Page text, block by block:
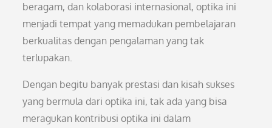
beragam, dan kolaborasi internasional, optika ini
menjadi tempat yang memadukan pembelajaran
berkualitas dengan pengalaman yang tak
terlupakan.
Dengan begitu banyak prestasi dan kisah sukses
yang bermula dari optika ini, tak ada yang bisa
meragukan kontribusi optika ini dalam